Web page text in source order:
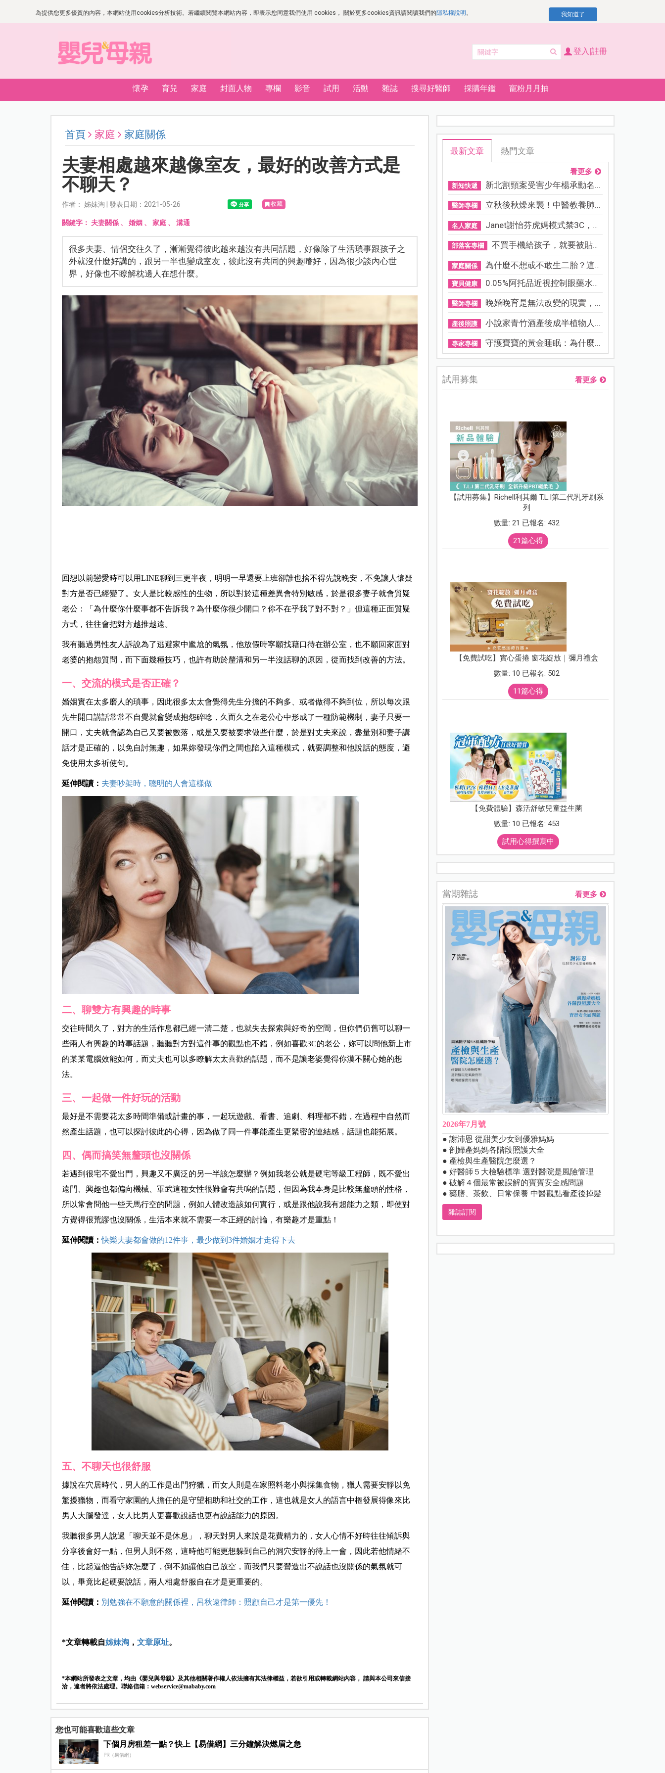
為提供您更多優質的內容，本網站使用cookies分析技術。若繼續閱覽本網站內容，即表示您同意我們使用 cookies， 關於更多cookies資訊請閱讀我們的隱私權說明 。 我知道了
登入|註冊
懷孕 育兒 家庭 封面人物 專欄 影音 試用 活動 雜誌 搜尋好醫師 採購年鑑 寵粉月月抽
首頁 家庭 家庭關係
夫妻相處越來越像室友，最好的改善方式是
不聊天？
作者： 姊妹淘 | 發表日期：2021-05-26 收藏
關鍵字： 夫妻關係、 婚姻 、 家庭、 溝通
很多夫妻、情侶交往久了，漸漸覺得彼此越來越沒有共同話題，好像除了生活瑣事跟孩子之
外就沒什麼好講的，跟另一半也變成室友，彼此沒有共同的興趣嗜好，因為很少談內心世
界，好像也不瞭解枕邊人在想什麼。
回想以前戀愛時可以用LINE聊到三更半夜，明明一早還要上班卻誰也捨不得先說晚安，不免讓人懷疑
對方是否已經變了。女人是比較感性的生物，所以對於這種差異會特別敏感，於是很多妻子就會質疑
老公：「為什麼你什麼事都不告訴我？為什麼你很少開口？你不在乎我了對不對？」但這種正面質疑
方式，往往會把對方越推越遠。
我有聽過男性友人訴說為了逃避家中尷尬的氣氛，他放假時寧願找藉口待在辦公室，也不願回家面對
老婆的抱怨質問，而下面幾種技巧，也許有助於釐清和另一半沒話聊的原因，從而找到改善的方法。
一、交流的模式是否正確？
婚姻實在太多磨人的瑣事，因此很多太太會覺得先生分擔的不夠多、或者做得不夠到位，所以每次跟
先生開口講話常常不自覺就會變成抱怨碎唸，久而久之在老公心中形成了一種防範機制，妻子只要一
開口，丈夫就會認為自己又要被數落，或是又要被要求做些什麼，於是對丈夫來說，盡量別和妻子講
話才是正確的，以免自討無趣，如果妳發現你們之間也陷入這種模式，就要調整和他說話的態度，避
免使用太多祈使句。
延伸閱讀： 夫妻吵架時，聰明的人會這樣做
二、聊雙方有興趣的時事
交往時間久了，對方的生活作息都已經一清二楚，也就失去探索與好奇的空間，但你們仍舊可以聊一
些兩人有興趣的時事話題，聽聽對方對這件事的觀點也不錯，例如喜歡3C的老公，妳可以問他新上市
的某某電腦效能如何，而丈夫也可以多瞭解太太喜歡的話題，而不是讓老婆覺得你漠不關心她的想
法。
三、一起做一件好玩的活動
最好是不需要花太多時間準備或計畫的事，一起玩遊戲、看書、追劇、料理都不錯，在過程中自然而
然產生話題，也可以探討彼此的心得，因為做了同一件事能產生更緊密的連結感，話題也能拓展。
四、偶而搞笑無釐頭也沒關係
若遇到很宅不愛出門，興趣又不廣泛的另一半該怎麼辦？例如我老公就是硬宅等級工程師，既不愛出
遠門、興趣也都偏向機械、軍武這種女性很難會有共鳴的話題，但因為我本身是比較無釐頭的性格，
所以常會問他一些天馬行空的問題，例如人體改造該如何實行，或是跟他說我有超能力之類，即使對
方覺得很荒謬也沒關係，生活本來就不需要一本正經的討論，有樂趣才是重點！
延伸閱讀：快樂夫妻都會做的12件事，最少做到3件婚姻才走得下去
五、不聊天也很舒服
據說在穴居時代，男人的工作是出門狩獵，而女人則是在家照料老小與採集食物，獵人需要安靜以免
驚擾獵物，而看守家園的人擔任的是守望相助和社交的工作，這也就是女人的語言中樞發展得像來比
男人大腦發達，女人比男人更喜歡說話也更有說話能力的原因。
我聽很多男人說過「聊天並不是休息」，聊天對男人來說是花費精力的，女人心情不好時往往傾訴與
分享後會好一點，但男人則不然，這時他可能更想躲到自己的洞穴安靜的待上一會，因此若他情緒不
佳，比起逼他告訴妳怎麼了，倒不如讓他自己放空，而我們只要營造出不說話也沒關係的氣氛就可
以，畢竟比起硬要說話，兩人相處舒服自在才是更重要的。
延伸閱讀： 別勉強在不願意的關係裡，呂秋遠律師：照顧自己才是第一優先！
*文章轉載自姊妹淘， 文章原址。
*本網站所發表之文章，均由《嬰兒與母親》及其他相關著作權人依法擁有其法律權益，若欲引用或轉載網站內容， 請與本公司來信接
洽，違者將依法處理。聯絡信箱： webservice@mababy.com
您也可能喜歡這些文章
下個月房租差一點？快上【易借網】三分鐘解決燃眉之急
PR（易借網）
最新文章 熱門文章
看更多
新知快遞 新北割頸案受害少年楊承勳名...
醫師專欄 立秋後秋燥來襲！中醫教養肺...
名人家庭 Janet謝怡芬虎媽模式禁3C，看...
部落客專欄 不買手機給孩子，就要被貼「...
家庭關係 為什麼不想或不敢生二胎？這8...
寶貝健康 0.05%阿托品近視控制眼藥水納...
醫師專欄 晚婚晚育是無法改變的現實，...
產後照護 小說家青竹酒產後成半植物人...
專家專欄 守護寶寶的黃金睡眠：為什麼...
試用募集 看更多
【試用募集】Richell利其爾 T.L.I第二代乳牙刷系
列
數量: 21 已報名: 432
21篇心得
【免費試吃】實心蛋捲 窗花綻放｜彌月禮盒
數量: 10 已報名: 502
11篇心得
【免費體驗】森活舒敏兒童益生菌
數量: 10 已報名: 453
試用心得撰寫中
當期雜誌 看更多
2026年7月號
● 謝沛恩 從甜美少女到優雅媽媽
● 剖婦產媽媽各階段照護大全
● 產檢與生產醫院怎麼選？
● 好醫師５大檢驗標準 選對醫院是風險管理
● 破解４個最常被誤解的寶寶安全感問題
● 藥膳、茶飲、日常保養 中醫觀點看產後掉髮
雜誌訂閱